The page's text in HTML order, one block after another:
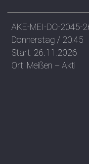
AKE-MEI-DO-2045-
Donnerstag / 20:45
Start: 26.11.2026
Ort: Meißen – Akti